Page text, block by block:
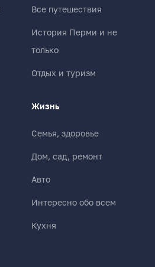
об ответах
Все путешествия
История Перми и не
только
Отдых и туризм
Жизнь
Семья, здоровье
Дом, сад, ремонт
Авто
Интересно обо всем
Кухня